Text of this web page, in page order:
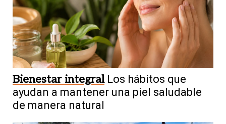
Bienestar integral Los hábitos que
ayudan a mantener una piel saludable
de manera natural